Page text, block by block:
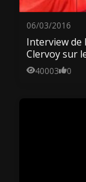
06/03/2016
Interview de
Clervoy sur
40003 0